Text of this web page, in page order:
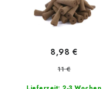
8,98 €
11 €